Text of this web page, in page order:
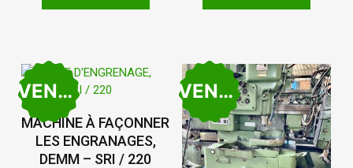
VENDU
Lire La Suite
MACHINE À FAÇONNER
LES ENGRANAGES,
DEMM – SRI / 220
VENDU